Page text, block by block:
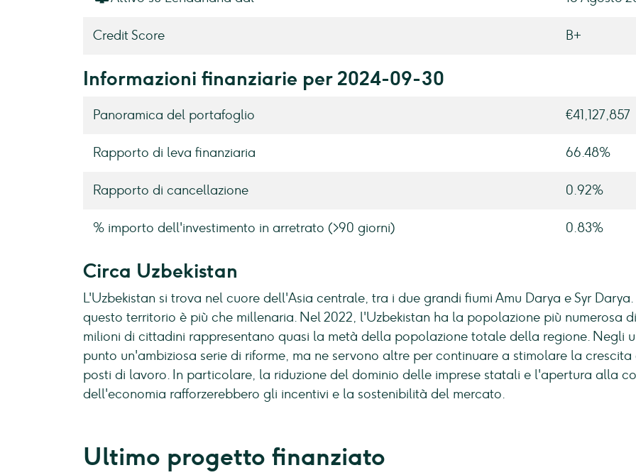
Credit Score B+
Informazioni finanziarie per 2024-09-30
Panoramica del portafoglio €41,127,857
Rapporto di leva finanziaria 66.48%
Rapporto di cancellazione 0.92%
% importo dell'investimento in arretrato (>90 giorni) 0.83%
Circa Uzbekistan
L'Uzbekistan si trova nel cuore dell'Asia centrale, tra i due grandi fiumi Amu Darya e Syr
questo territorio è più che millenaria. Nel 2022, l'Uzbekistan ha la popolazione più numerosa
milioni di cittadini rappresentano quasi la metà della popolazione totale della regione. Negli
punto un'ambiziosa serie di riforme, ma ne servono altre per continuare a stimolare la
posti di lavoro. In particolare, la riduzione del dominio delle imprese statali e l'apertura alla
dell'economia rafforzerebbero gli incentivi e la sostenibilità del mercato.
Ultimo progetto finanziato